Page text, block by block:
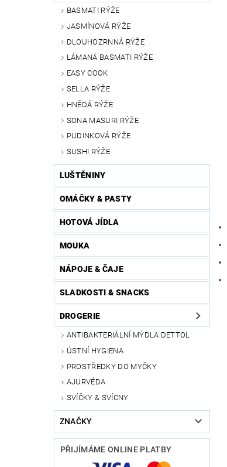
BASMATI RÝŽE
JASMÍNOVÁ RÝŽE
DLOUHOZRNNÁ RÝŽE
LÁMANÁ BASMATI RÝŽE
EASY COOK
SELLA RÝŽE
HNĚDÁ RÝŽE
SONA MASURI RÝŽE
PUDINKOVÁ RÝŽE
SUSHI RÝŽE
LUŠTĚNINY
OMÁČKY & PASTY
HOTOVÁ JÍDLA
MOUKA
NÁPOJE & ČAJE
SLADKOSTI & SNACKS
DROGERIE
ANTIBAKTERIÁLNÍ MÝDLA DETTOL
ÚSTNÍ HYGIENA
PROSTŘEDKY DO MYČKY
AJURVÉDA
SVÍČKY & SVÍCNY
ZNAČKY
PŘIJÍMÁME ONLINE PLATBY